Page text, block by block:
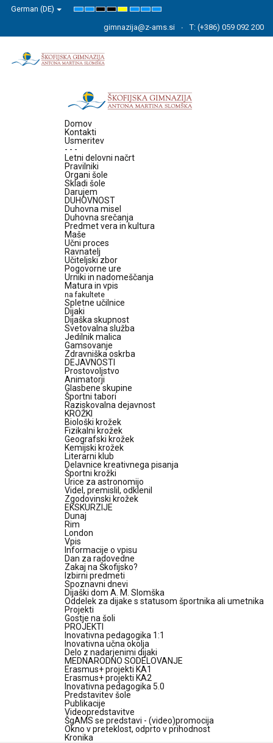
German (DE)
Default
NightHigh
Black
White
High
Black
Yellow
High
Yellow
Black
Set
Font
Set
Font
Set
Font
gimnazija@z-ams.si T: (+386) 059 092 200
Domov
Kontakti
Usmeritev
- - -
Letni delovni načrt
Pravilniki
Organi šole
Skladi šole
Darujem
DUHOVNOST
Duhovna misel
Duhovna srečanja
Predmet vera in kultura
Maše
Učni proces
Ravnatelj
Učiteljski zbor
Pogovorne ure
Urniki in nadomeščanja
Matura in vpis
na fakultete
Spletne učilnice
Dijaki
Dijaška skupnost
Svetovalna služba
Jedilnik malica
Gamsovanje
Zdravniška oskrba
DEJAVNOSTI
Prostovoljstvo
Animatorji
Glasbene skupine
Športni tabori
Raziskovalna dejavnost
KROŽKI
Biološki krožek
Fizikalni krožek
Geografski krožek
Kemijski krožek
Literarni klub
Delavnice kreativnega pisanja
Športni krožki
Urice za astronomijo
Videl, premislil, odklenil
Zgodovinski krožek
EKSKURZIJE
Dunaj
Rim
London
Vpis
Informacije o vpisu
Dan za radovedne
Zakaj na Škofijsko?
Izbirni predmeti
Spoznavni dnevi
Dijaški dom A. M. Slomška
Oddelek za dijake s statusom športnika ali umetnika
Projekti
Gostje na šoli
PROJEKTI
Inovativna pedagogika 1:1
Inovativna učna okolja
Delo z nadarjenimi dijaki
MEDNARODNO SODELOVANJE
Erasmus+ projekti KA1
Erasmus+ projekti KA2
Inovativna pedagogika 5.0
Predstavitev šole
Publikacije
Videopredstavitve
ŠgAMS se predstavi - (video)promocija
Okno v preteklost, odprto v prihodnost
Kronika